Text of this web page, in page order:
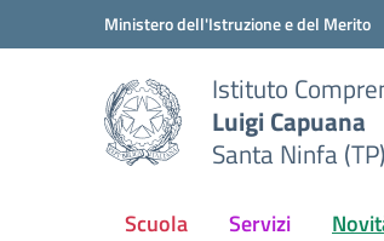
Vai ai contenuti
Vai al menu di navigazioneMinistero dell'Istruzione e del Merito
Istituto
Luigi Capuana
Santa Ninfa (TP)
Scuola Servizi